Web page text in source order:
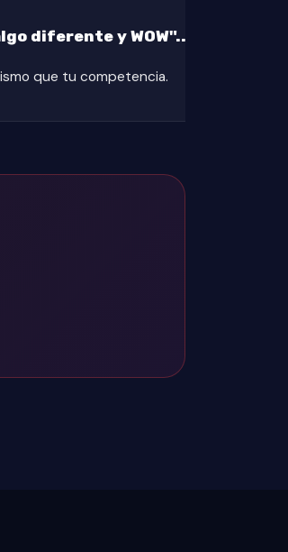
diferente y WOW"...
que tu competencia.